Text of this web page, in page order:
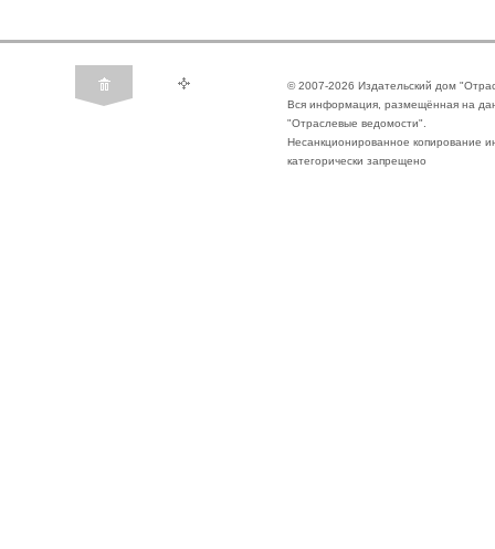
© 2007-2026 Издательский дом
Вся информация, размещённая на
"Отраслевые ведомости".
Несанкционированное копирование
категорически запрещено